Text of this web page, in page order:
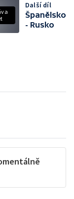
Další díl
Španělsko
- Rusko